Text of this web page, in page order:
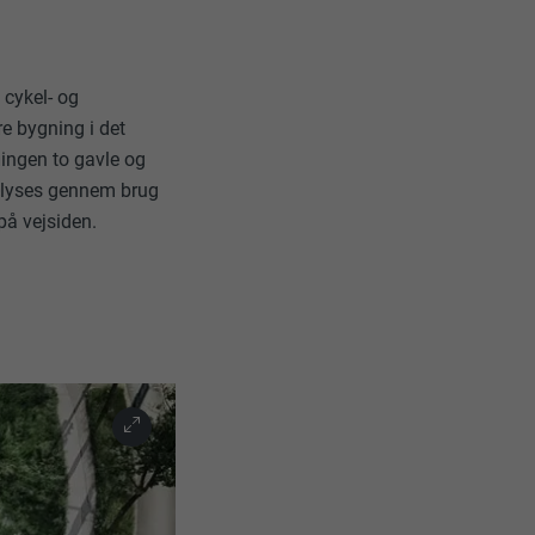
og
bygning i det
to gavle og
gennem brug
vejsiden.
om,
på tværs
og sociale
sprog,
om du